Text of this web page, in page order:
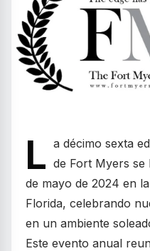
L a décimo sexta
de Fort Myers se
de mayo de 2024 en
Florida, celebrando
en un ambiente
Este evento anual